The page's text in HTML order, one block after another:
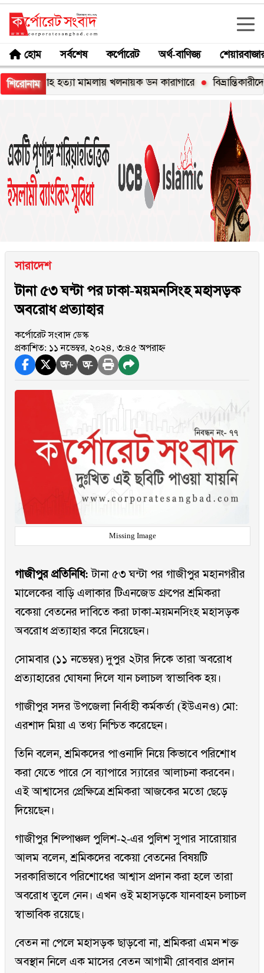
হোম সর্বশেষ কর্পোরেট অর্থ-বাণিজ্য
শিরোনাম
হত্যা মামলায় খলনায়ক ডন কারাগারে বিভ্রান্তিকারীদের
সারাদেশ
টানা ৫৩ ঘন্টা পর ঢাকা-ময়মনসিংহ মহাসড়ক
অবরোধ প্রত্যাহার
কর্পোরেট সংবাদ ডেস্ক
প্রকাশিত: ১১ নভেম্বর, ২০২৪, ৩:৪৫ অপরাহ্ন
অ+ অ-
Missing Image
গাজীপুর প্রতিনিধি: টানা ৫৩ ঘন্টা পর গাজীপুর মহানগরীর
মালেকের বাড়ি এলাকার টিএনজেড গ্রুপের শ্রমিকরা
বকেয়া বেতনের দাবিতে করা ঢাকা-ময়মনসিংহ মহাসড়ক
অবরোধ প্রত্যাহার করে নিয়েছেন।
সোমবার (১১ নভেম্বর) দুপুর ২টার দিকে তারা অবরোধ
প্রত্যাহারের ঘোষনা দিলে যান চলাচল স্বাভাবিক হয়।
গাজীপুর সদর উপজেলা নির্বাহী কর্মকর্তা (ইউএনও) মো:
এরশাদ মিয়া এ তথ্য নিশ্চিত করেছেন।
তিনি বলেন, শ্রমিকদের পাওনাদি নিয়ে কিভাবে পরিশোধ
করা যেতে পারে সে ব্যাপারে স্যারের আলাচনা করবেন।
এই আশ্বাসের প্রেক্ষিত্রে শ্রমিকরা আজকের মতো ছেড়ে
দিয়েছেন।
গাজীপুর শিল্পাঞ্চল পুলিশ-২-এর পুলিশ সুপার সারোয়ার
আলম বলেন, শ্রমিকদের বকেয়া বেতনের বিষয়টি
সরকারিভাবে পরিশোধের আশ্বাস প্রদান করা হলে তারা
অবরোধ তুলে নেন। এখন ওই মহাসড়কে যানবাহন চলাচল
স্বাভাবিক রয়েছে।
বেতন না পেলে মহাসড়ক ছাড়বো না, শ্রমিকরা এমন শক্ত
অবস্থান নিলে এক মাসের বেতন আগামী রোববার প্রদান